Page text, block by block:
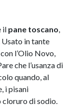
il pane toscano,
in tante
l’Olio Novo,
che l’usanza di
quando, al
i pisani
di sodio.